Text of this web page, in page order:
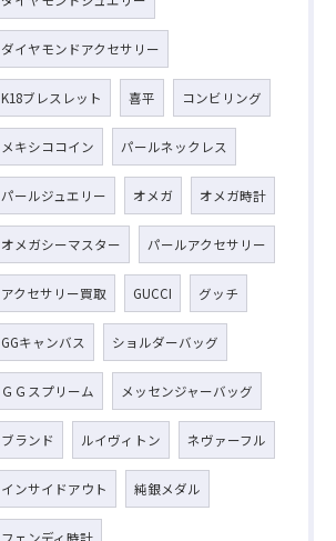
ダイヤモンドアクセサリー
K18ブレスレット 喜平 コンビリング
メキシココイン パールネックレス
パールジュエリー オメガ オメガ時計
オメガシーマスター パールアクセサリー
アクセサリー買取 GUCCI グッチ
GGキャンバス ショルダーバッグ
ＧＧスプリーム メッセンジャーバッグ
ブランド ルイヴィトン ネヴァーフル
インサイドアウト 純銀メダル